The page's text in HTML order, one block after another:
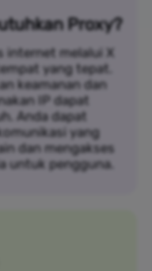
Proxy?
internet melalui X
yang tepat.
keamanan dan
IP dapat
Anda dapat
yang
dan mengakses
untuk pengguna.